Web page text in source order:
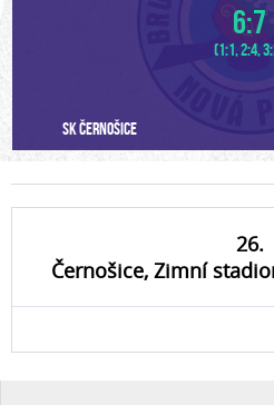
SK Černošice
6:7
(1:1, 2:4,
26.
Černošice, Zimní